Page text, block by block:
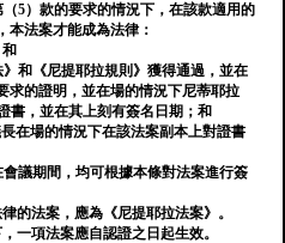
5）款的要求的情況下，在該款適用的
本法案才能成為法律：
》和《尼提耶拉規則》獲得通過，並在
求的證明，並在場的情況下尼蒂耶拉
書，並在其上刻有簽名日期；和
長在場的情況下在該法案副本上對證書
會議期間，均可根據本條對法案進行簽
的法案，應為《尼提耶拉法案》。
一項法案應自認證之日起生效。